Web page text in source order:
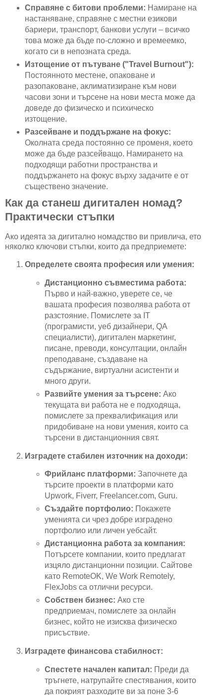
Справяне с битови проблеми: Намиране на
настаняване, справяне с местни езикови
бариери, транспорт, банкови услуги – всичко
това може да бъде по-сложно и времеемко,
когато си в непозната среда.
Изтощение от пътуване ("Travel Burnout"):
Постоянното местене, опаковане и
разопаковане, аклиматизиране към нови
часови зони и търсене на нови места може да
доведе до физическо и психическо
изтощение.
Разсейване и поддържане на фокус:
Околната среда постоянно се променя, което
може да бъде разсейващо. Намирането на
подходящи работни пространства и
поддържането на фокус върху задачите е от
съществено значение.
Как да станеш дигитален номад?
Практически стъпки
Ако идеята за дигитално номадство ви привлича, ето
няколко ключови стъпки, които да предприемете:
Определете своята професия или умения:
Дистанционно съвместима работа:
Първо и най-важно, уверете се, че
вашата професия позволява работа от
разстояние. Помислете за IT
(програмисти, уеб дизайнери, QA
специалисти), дигитален маркетинг,
писане, преводи, консултации, онлайн
преподаване, създаване на
съдържание, виртуални асистенти и
много други.
Развийте умения за търсене: Ако
текущата ви работа не е подходяща,
помислете за преквалификация или
придобиване на нови умения, които са
търсени в дистанционния свят.
Изградете стабилен източник на доходи:
Фрийланс платформи: Започнете да
търсите проекти в платформи като
Upwork, Fiverr, Freelancer.com, Guru.
Създайте портфолио: Покажете
уменията си чрез добре изградено
портфолио или личен уебсайт.
Дистанционна работа за компания:
Потърсете компании, които предлагат
изцяло дистанционни позиции. Сайтове
като RemoteOK, We Work Remotely,
FlexJobs са отлични ресурси.
Собствен бизнес: Ако сте
предприемач, помислете за онлайн
бизнес, който не изисква физическо
присъствие.
Изградете финансова стабилност:
Спестете начален капитал: Преди да
тръгнете, натрупайте спестявания, които
да покрият разходите ви за поне 3-6